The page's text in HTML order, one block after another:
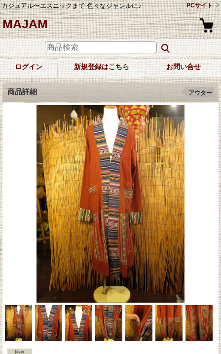
カジュアル〜エスニックまで 色々なジャンルに♪ PCサイト
MAJAM
ログイン 新規登録はこちら お問い合せ
商品詳細 アウター